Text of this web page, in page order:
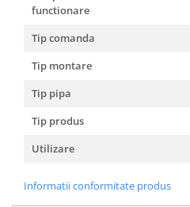
Zootehnie
Foarfeci tuns oi
Incubatoare oua
functionare
Tip comanda
Tip montare
Tip pipa
Tip produs
Utilizare
Informatii conformitate produs